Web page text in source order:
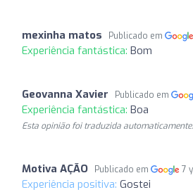
mexinha matos Publicado em
Experiência fantástica: Bom
Geovanna Xavier Publicado em
Experiência fantástica: Boa
Esta opinião foi traduzida
Motiva AÇÃO Publicado em 7
Experiência positiva: Gostei